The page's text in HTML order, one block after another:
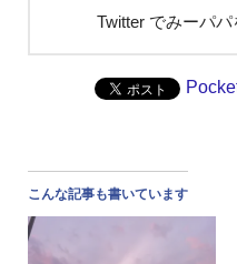
Twitter でみーパパ
こんな記事も書いています